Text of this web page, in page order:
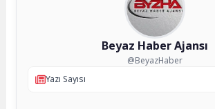
Beyaz Haber Ajansı
@BeyazHaber
Yazı Sayısı